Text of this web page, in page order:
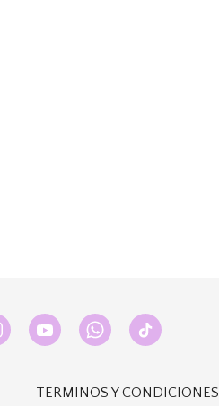
TERMINOS Y CONDICIONES